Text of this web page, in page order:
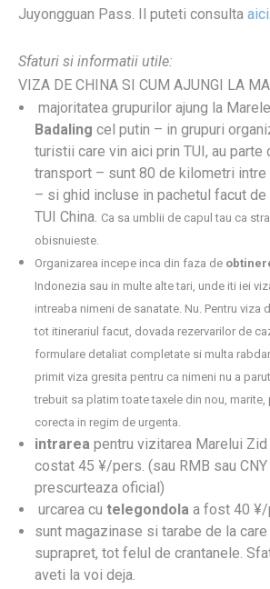
Juyongguan Pass. Il puteti consulta aici
Sfaturi si informatii utile:
VIZA DE CHINA SI CUM AJUNGI LA
majoritatea grupurilor ajung la
Badaling cel putin – in grupuri
turistii care vin aici prin TUI, au parte
transport – sunt 80 de kilometri intre
– si ghid incluse in pachetul facut
TUI China. Ca sa umblii de capul tau ca
obisnuieste.
Organizarea incepe inca din faza de
Indonezia sau in multe alte tari, unde iti iei
intreaba nimeni de sanatate. Nu. Pentru viza
tot itinerariul facut, dovada rezervarilor de
formulare detaliat completate si multa
primit viza gresita pentru ca nimeni nu a
trebuit sa platim toate taxele din nou, marite,
corecta in regim de urgenta.
intrarea pentru vizitarea Marelui
costat 45 ¥/pers. (sau RMB sau
prescurteaza oficial)
urcarea cu telegondola a fost 40
sunt magazinase si tarabe de la
suprapret, tot felul de crantanele.
aveti la voi deja.